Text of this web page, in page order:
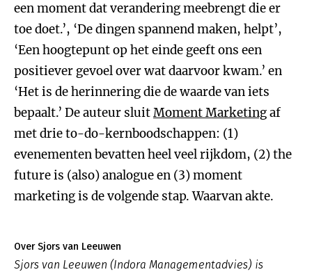
een moment dat verandering meebrengt die er
toe doet.’, ‘De dingen spannend maken, helpt’,
‘Een hoogtepunt op het einde geeft ons een
positiever gevoel over wat daarvoor kwam.’ en
‘Het is de herinnering die de waarde van iets
bepaalt.’ De auteur sluitMoment Marketingaf
met drie to-do-kernboodschappen: (1)
evenementen bevatten heel veel rijkdom, (2) the
future is (also) analogue en (3) moment
marketing is de volgende stap. Waarvan akte.
Over Sjors van Leeuwen
Sjors van Leeuwen (Indora Managementadvies) is